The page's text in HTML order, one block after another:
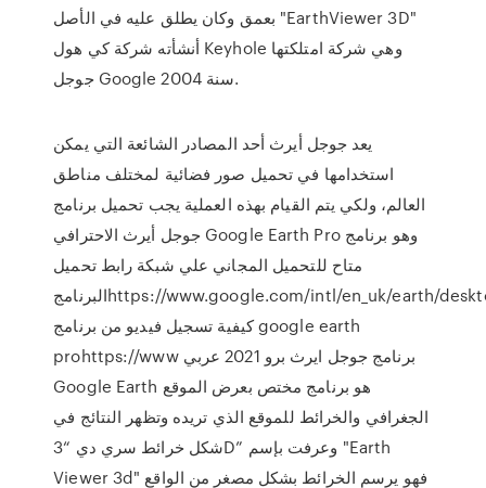
بعمق وكان يطلق عليه في الأصل "EarthViewer 3D"
أنشأته شركة كي هول Keyhole وهي شركة امتلكتها
جوجل Google سنة 2004.
يعد جوجل أيرث أحد المصادر الشائعة التي يمكن
استخدامها في تحميل صور فضائية لمختلف مناطق
العالم، ولكي يتم القيام بهذه العملية يجب تحميل برنامج
جوجل أيرث الاحترافي Google Earth Pro وهو برنامج
متاح للتحميل المجاني علي شبكة رابط تحميل
البرنامجhttps://www.google.com/intl/en_uk/earth/desktop/
كيفية تسجيل فيديو من برنامج google earth
prohttps://www برنامج جوجل ايرث برو 2021 عربي
Google Earth هو برنامج مختص بعرض الموقع
الجغرافي والخرائط للموقع الذي تريده وتظهر النتائج في
شكل خرائط سري دي “3D” وعرفت بإسم "Earth
Viewer 3d" فهو يرسم الخرائط بشكل مصغر من الواقع